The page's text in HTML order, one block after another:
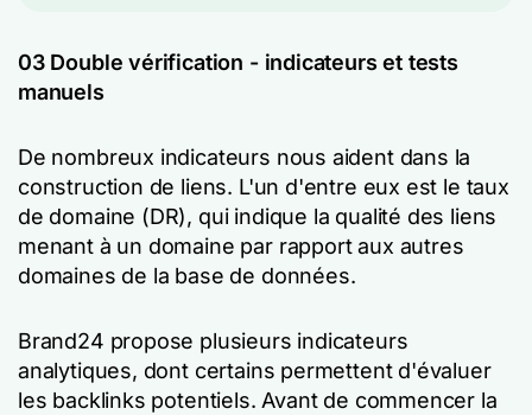
03 Double vérification - indicateurs et tests
manuels
De nombreux indicateurs nous aident dans la
construction de liens. L'un d'entre eux est le taux
de domaine (DR), qui indique la qualité des liens
menant à un domaine par rapport aux autres
domaines de la base de données.
Brand24 propose plusieurs indicateurs
analytiques, dont certains permettent d'évaluer
les backlinks potentiels. Avant de commencer la